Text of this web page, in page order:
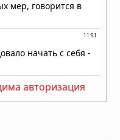
авторизация